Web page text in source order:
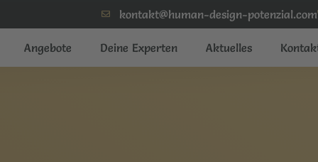
kontakt@human-design-potenzial.com
Angebote Deine Experten Aktuelles